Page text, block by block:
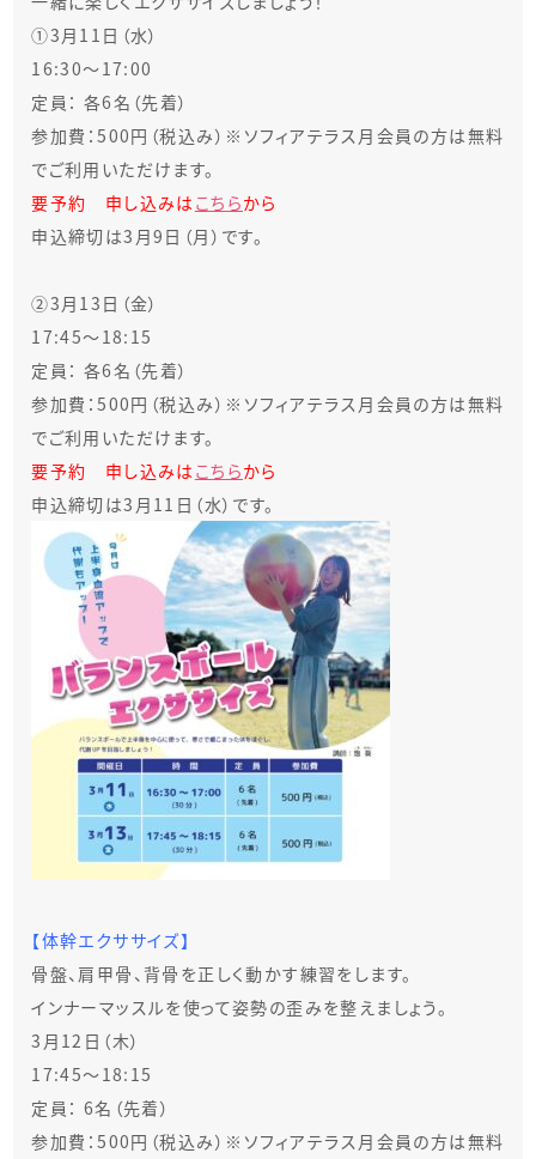
①3月11日（水）
16:30～17:00
定員： 各6名（先着）
参加費：500円（税込み）※ソフィアテラス月会員の方は無料
でご利用いただけます。
要予約 申し込みはこちらから
申込締切は3月9日（月）です。
②3月13日（金）
17:45～18:15
定員： 各6名（先着）
参加費：500円（税込み）※ソフィアテラス月会員の方は無料
でご利用いただけます。
要予約 申し込みはこちらから
申込締切は3月11日（水）です。
【体幹エクササイズ】
骨盤、肩甲骨、背骨を正しく動かす練習をします。
インナーマッスルを使って姿勢の歪みを整えましょう。
3月12日（木）
17:45～18:15
定員： 6名（先着）
参加費：500円（税込み）※ソフィアテラス月会員の方は無料